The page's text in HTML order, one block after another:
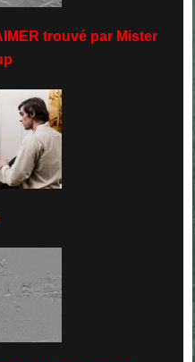
trouvé par Mister